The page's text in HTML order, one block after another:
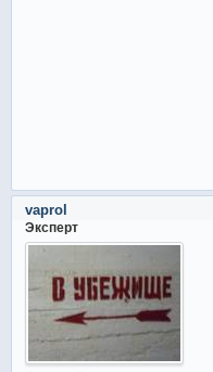
vaprol
Эксперт